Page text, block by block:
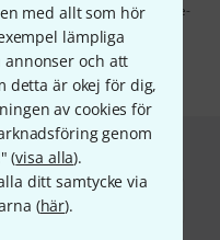
med allt som hör
lämpliga
och att
detta är okej för dig,
av cookies för
genom
(visa alla).
ditt samtycke via
(här).
jag till att ta emot e-
som helst. Du finner mer
vårsekretesspolicy